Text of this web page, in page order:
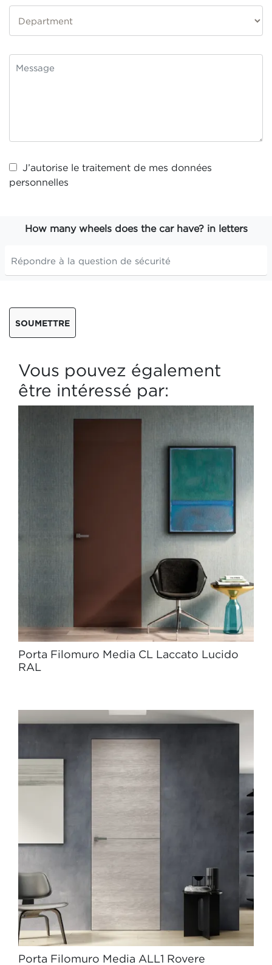
J’autorise le traitement de mes données
personnelles
How many wheels does the car have? in letters
SOUMETTRE
Vous pouvez également
être intéressé par:
Porta Filomuro Media CL Laccato Lucido
RAL
Porta Filomuro Media ALL1 Rovere